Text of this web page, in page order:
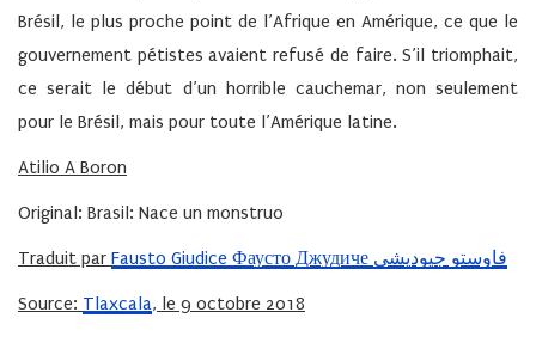
Brésil, le plus proche point de l’Afrique en Amérique, ce que le
gouvernement pétistes avaient refusé de faire. S’il triomphait,
ce serait le début d’un horrible cauchemar, non seulement
pour le Brésil, mais pour toute l’Amérique latine.
Atilio A Boron
Original: Brasil: Nace un monstruo
Traduit par Fausto Giudice Фаусто Джудиче فاوستو جيوديشي
Source: Tlaxcala, le 9 octobre 2018